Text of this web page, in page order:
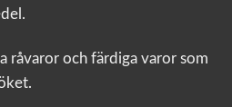
råvaror och färdiga varor som